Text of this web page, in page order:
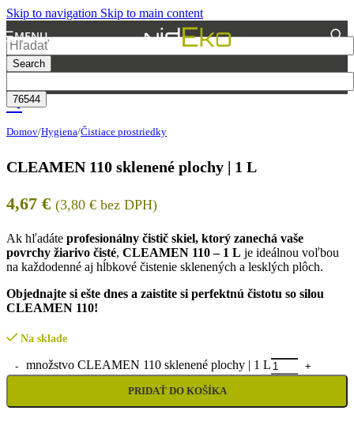
Skip to navigation Skip to main content
MENU
Search
Domov/Hygiena/Čistiace prostriedky
CLEAMEN 110 sklenené plochy | 1 L
4,67 € (3,80 € bez DPH)
Ak hľadáte profesionálny čistič skiel, ktorý zanechá vaše
povrchy žiarivo čisté, CLEAMEN 110 – 1 L je ideálnou voľbou
na každodenné aj hĺbkové čistenie sklenených a lesklých plôch.
Objednajte si ešte dnes a zaistite si perfektnú čistotu so silou
CLEAMEN 110!
Na sklade
množstvo CLEAMEN 110 sklenené plochy | 1 L
PRIDAŤ DO KOŠÍKA